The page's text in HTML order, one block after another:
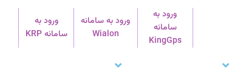
ورود به
سامانه
KingGps
ورود به سامانه
Wialon
ورود به
سامانه KRP